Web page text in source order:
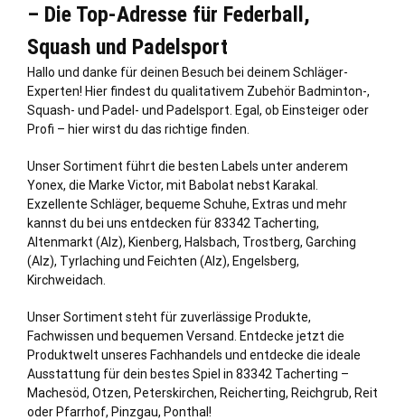
– Die Top-Adresse für Federball,
Squash und Padelsport
Hallo und danke für deinen Besuch bei deinem Schläger-
Experten! Hier findest du qualitativem Zubehör Badminton-,
Squash- und Padel- und Padelsport. Egal, ob Einsteiger oder
Profi – hier wirst du das richtige finden.
Unser Sortiment führt die besten Labels unter anderem
Yonex, die Marke Victor, mit Babolat nebst Karakal.
Exzellente Schläger, bequeme Schuhe, Extras und mehr
kannst du bei uns entdecken für 83342 Tacherting,
Altenmarkt (Alz), Kienberg, Halsbach, Trostberg, Garching
(Alz), Tyrlaching und Feichten (Alz), Engelsberg,
Kirchweidach.
Unser Sortiment steht für zuverlässige Produkte,
Fachwissen und bequemen Versand. Entdecke jetzt die
Produktwelt unseres Fachhandels und entdecke die ideale
Ausstattung für dein bestes Spiel in 83342 Tacherting –
Machesöd, Otzen, Peterskirchen, Reicherting, Reichgrub, Reit
oder Pfarrhof, Pinzgau, Ponthal!